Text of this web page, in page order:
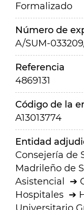
Formalizado
Número de
A/SUM-
Referencia
4869131
Código de la
A13013774
Entidad
Consejería de
Madrileño de
Asistencial
Hospitales